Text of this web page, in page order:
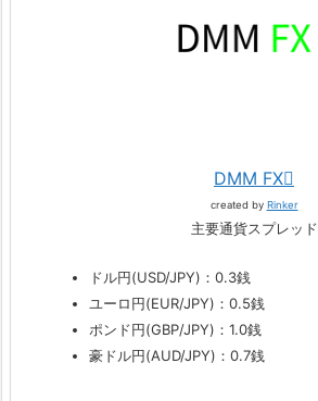
DMM FX
created by Rinker
主要通貨スプレッド
ドル円(USD/JPY)：0.3銭
ユーロ円(EUR/JPY)：0.5銭
ポンド円(GBP/JPY)：1.0銭
豪ドル円(AUD/JPY)：0.7銭